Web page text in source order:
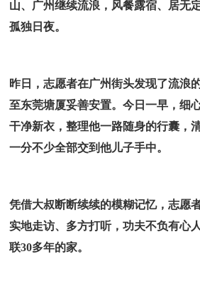
山、广州继续流浪，风餐露宿、居无
孤独日夜。
昨日，志愿者在广州街头发现了流浪
至东莞塘厦妥善安置。今日一早，细
干净新衣，整理他一路随身的行囊，
一分不少全部交到他儿子手中。
凭借大叔断断续续的模糊记忆，志愿
实地走访、多方打听，功夫不负有心
联30多年的家。